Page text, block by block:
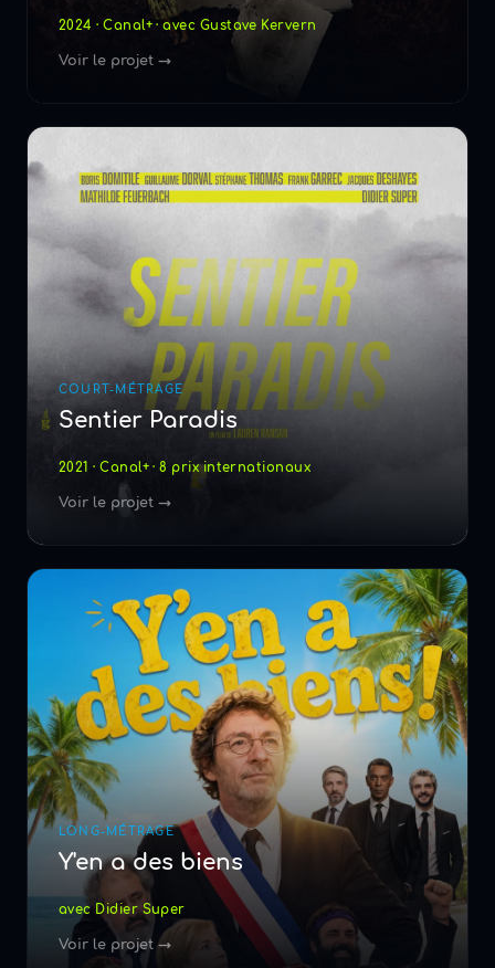
2024 · Canal+ · avec Gustave Kervern
Voir le projet →
COURT-MÉTRAGE
Sentier Paradis
2021 · Canal+ · 8 prix internationaux
Voir le projet →
LONG-MÉTRAGE
Y'en a des biens
avec Didier Super
Voir le projet →